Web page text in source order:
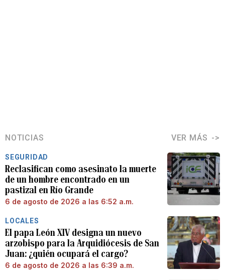
NOTICIAS VER MÁS
SEGURIDAD
Reclasifican como asesinato la muerte
de un hombre encontrado en un
pastizal en Río Grande
6 de agosto de 2026 a las 6:52 a.m.
LOCALES
El papa León XIV designa un nuevo
arzobispo para la Arquidiócesis de San
Juan: ¿quién ocupará el cargo?
6 de agosto de 2026 a las 6:39 a.m.